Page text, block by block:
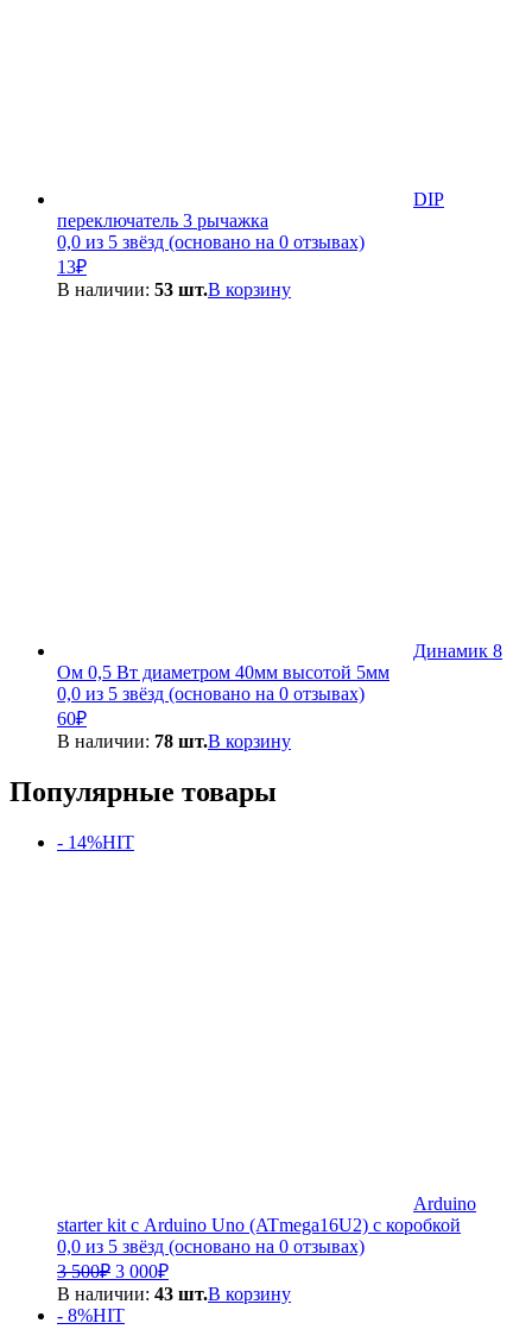
DIP
переключатель 3 рычажка
0,0 из 5 звёзд (основано на 0 отзывах)
13₽
В наличии: 53 шт.В корзину
Динамик 8
Ом 0,5 Вт диаметром 40мм высотой 5мм
0,0 из 5 звёзд (основано на 0 отзывах)
60₽
В наличии: 78 шт.В корзину
Популярные товары
- 14%HIT
Arduino
starter kit с Arduino Uno (ATmega16U2) с коробкой
0,0 из 5 звёзд (основано на 0 отзывах)
3 500₽ Первоначальная
цена
составляла
3
3 000₽Текущая
цена:
В наличии: 43 шт.В корзину
- 8%HIT